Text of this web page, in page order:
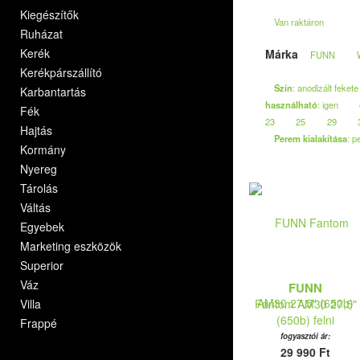
Kiegészítők
Ruházat
Kerék
Kerékpárszállító
Karbantartás
Fék
Hajtás
Kormány
Nyereg
Tárolás
Váltás
Egyebek
Marketing eszközök
Superior
Váz
Villa
Frappé
Van raktáron
Márka FUNN
Szín: anodizált fekete
használható: igen
23
25 29
Perem kialakítása:
FUNN
Fantom AM30 27,5"
(650b) felni
fogyasztói ár:
29 990 Ft